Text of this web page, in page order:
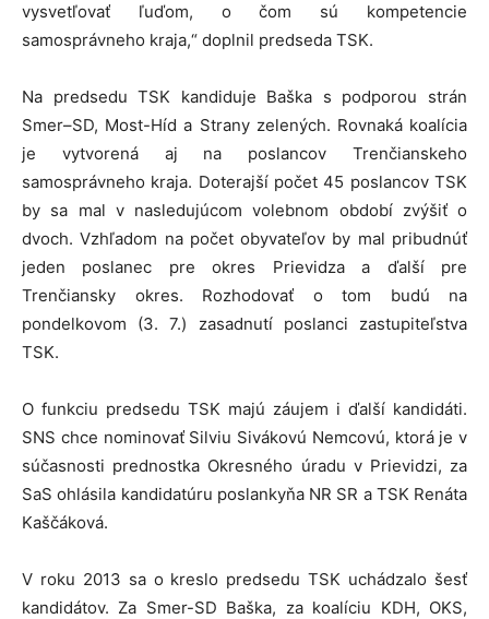
vysvetľovať ľuďom, o čom sú kompetencie
samosprávneho kraja,“ doplnil predseda TSK.
Na predsedu TSK kandiduje Baška s podporou strán
Smer–SD, Most-Híd a Strany zelených. Rovnaká koalícia
je vytvorená aj na poslancov Trenčianskeho
samosprávneho kraja. Doterajší počet 45 poslancov TSK
by sa mal v nasledujúcom volebnom období zvýšiť o
dvoch. Vzhľadom na počet obyvateľov by mal pribudnúť
jeden poslanec pre okres Prievidza a ďalší pre
Trenčiansky okres. Rozhodovať o tom budú na
pondelkovom (3. 7.) zasadnutí poslanci zastupiteľstva
TSK.
O funkciu predsedu TSK majú záujem i ďalší kandidáti.
SNS chce nominovať Silviu Sivákovú Nemcovú, ktorá je v
súčasnosti prednostka Okresného úradu v Prievidzi, za
SaS ohlásila kandidatúru poslankyňa NR SR a TSK Renáta
Kaščáková.
V roku 2013 sa o kreslo predsedu TSK uchádzalo šesť
kandidátov. Za Smer-SD Baška, za koalíciu KDH, OKS,